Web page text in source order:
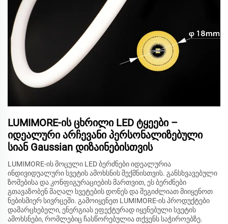
LUMIMORE-ის ცხრილი LED ტყეები –
იდეალური არჩევანი პერსონალიზებული
სიან Gaussian დიზაინებისთვის
LUMIMORE-ის მოცული LED ბერძნები იდეალურია
ინდივიდუალური სვეტის ამოხსნის შექმნისთვის. განსხვავებული
ზომებისა და კონფიგურაციების მართვით, ეს ბერძნები
გთავაზობენ მაღალ სვეტების დონეს და შეგიძლიათ მიიყენოთ
ნებისმიერ სივრცეში. გამოიყენეთ LUMIMORE-ის პროდუქტები
დამარცხებელი, ენერგიას ეფექტურად იყენებული სვეტის
ამოხსნები, რომლებიც ჩასწორებულია თქვენს საჭიროებზე.